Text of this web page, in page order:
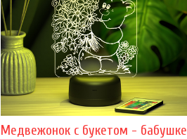
Медвежонок с букетом - бабушке